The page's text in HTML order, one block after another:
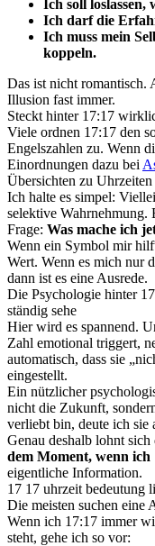
Ich soll loslassen,
Ich darf die
Ich muss mein
koppeln.
Das ist nicht romantisch.
Illusion fast immer.
Steckt hinter 17:17
Viele ordnen 17:17 den
Engelszahlen zu. Wenn
Einordnungen dazu bei
Übersichten zu Uhrzeiten
Ich halte es simpel:
selektive Wahrnehmung.
Frage: Was mache ich
Wenn ein Symbol mir
Wert. Wenn es mich nur
dann ist es eine Ausrede.
Die Psychologie hinter
ständig sehe
Hier wird es spannend.
Zahl emotional triggert,
automatisch, dass sie
eingestellt.
Ein nützlicher
nicht die Zukunft,
verliebt bin, deute ich sie
Genau deshalb lohnt sich
dem Moment, wenn ich
eigentliche Information.
17 17 uhrzeit bedeutung
Die meisten suchen eine
Wenn ich 17:17 immer
steht, gehe ich so vor: